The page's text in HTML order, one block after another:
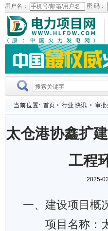
用户名： 密 码：
当前位置: 首页> 行业 快讯 > 审批
太仓港协鑫扩
工程
2025-
一、建设项目概
项目名称：太